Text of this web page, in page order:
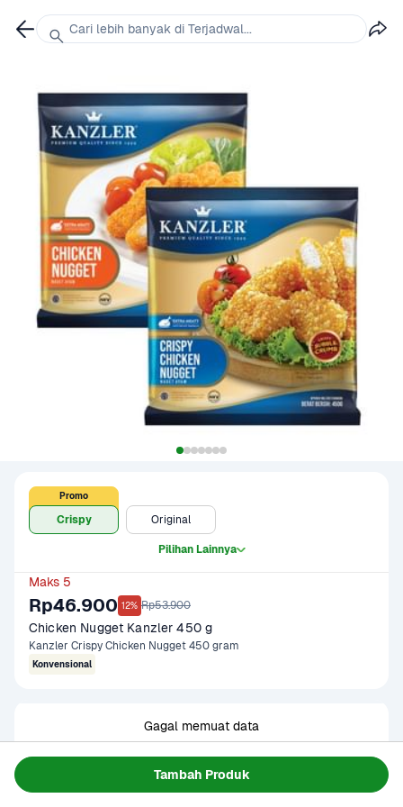
Tambah Produk
Crispy
Promo
Original
Pilihan Lainnya
Maks 5
Rp46.900 12% Rp53.900
Chicken Nugget Kanzler 450 g
Kanzler Crispy Chicken Nugget 450 gram
Konvensional
Gagal memuat data
Cari lebih banyak di Terjadwal...